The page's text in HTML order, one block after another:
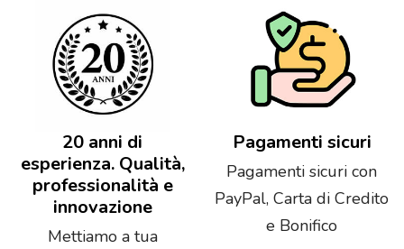
20 anni di
esperienza. Qualità,
professionalità e
innovazione
Mettiamo a tua
Pagamenti sicuri
Pagamenti sicuri con
PayPal, Carta di Credito
e Bonifico